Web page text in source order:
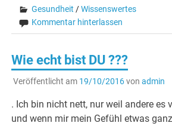
Gesundheit /Wissenswertes
Kommentar hinterlassen
Wie echt bist DU ???
Veröffentlicht am 19/10/2016von admin
. Ich bin nicht nett, nur weil andere es
und wenn mir mein Gefühl etwas